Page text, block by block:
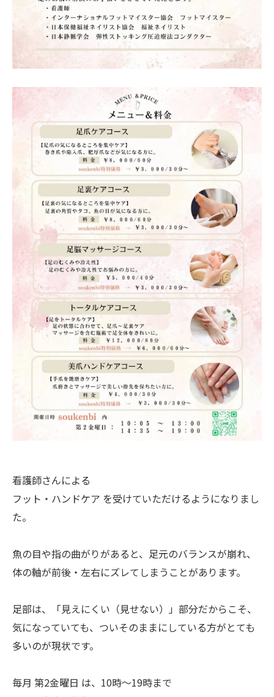
看護師さんによる
フット・ハンドケア を受けていただけるようになりまし
た。
魚の目や指の曲がりがあると、足元のバランスが崩れ、
体の軸が前後・左右にズレてしまうことがあります。
足部は、「見えにくい（見せない）」部分だからこそ、
気になっていても、ついそのままにしている方がとても
多いのが現状です。
毎月 第2金曜日 は、10時〜19時まで